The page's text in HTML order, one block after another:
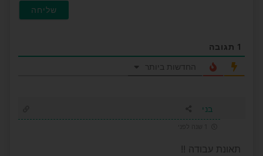
1 תגובה
החדשות ביותר
בני
תאונת עבודה !!